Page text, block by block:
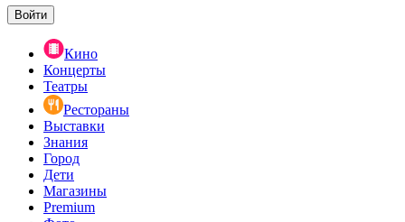
Войти
Кино
Концерты
Театры
Рестораны
Выставки
Знания
Город
Дети
Магазины
Premium